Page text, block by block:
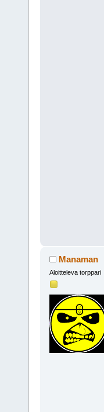
Manaman
Aloitteleva torppari